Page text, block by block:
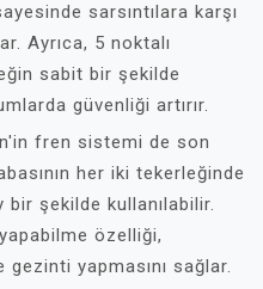
sarsıntılara karşı
Ayrıca, 5 noktalı
sabit bir şekilde
güvenliği artırır.
fren sistemi de son
her iki tekerleğinde
bir şekilde kullanılabilir.
özelliği,
yapmasını sağlar.